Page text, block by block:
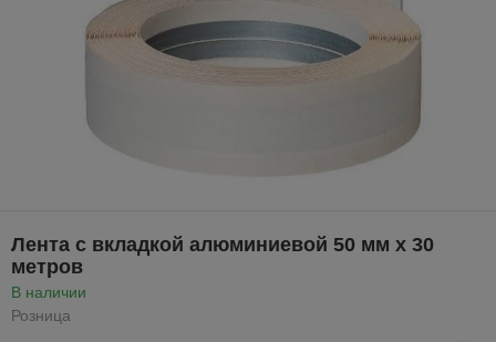
Лента с вкладкой алюминиевой 50 мм х 30
метров
В наличии
Розница